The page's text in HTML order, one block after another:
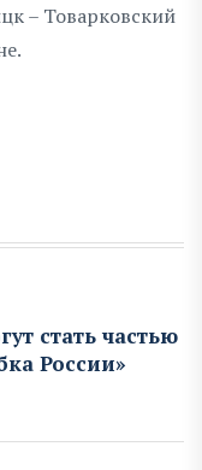
– Товарковский
стать частью
России»